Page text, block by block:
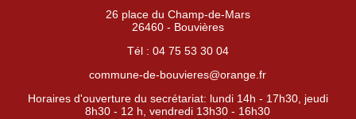
26 place du Champ-de-Mars
26460 - Bouvières
Tél : 04 75 53 30 04
commune-de-bouvieres@orange.fr
Horaires d'ouverture du secrétariat: lundi 14h - 17h30, jeudi
8h30 - 12 h, vendredi 13h30 - 16h30